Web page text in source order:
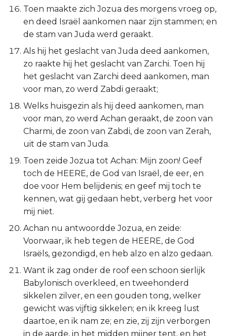
Toen maakte zich Jozua des morgens vroeg op,
en deed Israël aankomen naar zijn stammen; en
de stam van Juda werd geraakt.
Als hij het geslacht van Juda deed aankomen,
zo raakte hij het geslacht van Zarchi. Toen hij
het geslacht van Zarchi deed aankomen, man
voor man, zo werd Zabdi geraakt;
Welks huisgezin als hij deed aankomen, man
voor man, zo werd Achan geraakt, de zoon van
Charmi, de zoon van Zabdi, de zoon van Zerah,
uit de stam van Juda.
Toen zeide Jozua tot Achan: Mijn zoon! Geef
toch de HEERE, de God van Israël, de eer, en
doe voor Hem belijdenis; en geef mij toch te
kennen, wat gij gedaan hebt, verberg het voor
mij niet.
Achan nu antwoordde Jozua, en zeide:
Voorwaar, ik heb tegen de HEERE, de God
Israëls, gezondigd, en heb alzo en alzo gedaan.
Want ik zag onder de roof een schoon sierlijk
Babylonisch overkleed, en tweehonderd
sikkelen zilver, en een gouden tong, welker
gewicht was vijftig sikkelen; en ik kreeg lust
daartoe, en ik nam ze; en zie, zij zijn verborgen
in de aarde, in het midden mijner tent, en het